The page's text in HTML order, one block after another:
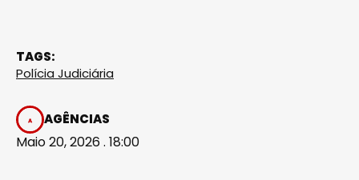
TAGS:
Polícia Judiciária
AGÊNCIAS
Maio 20, 2026 . 18:00